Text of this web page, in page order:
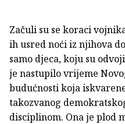
Začuli su se koraci
ih usred noći iz njihova
samo djeca, koju su
je nastupilo vrijeme
budućnosti koja
takozvanog
disciplinom. Ona je plod